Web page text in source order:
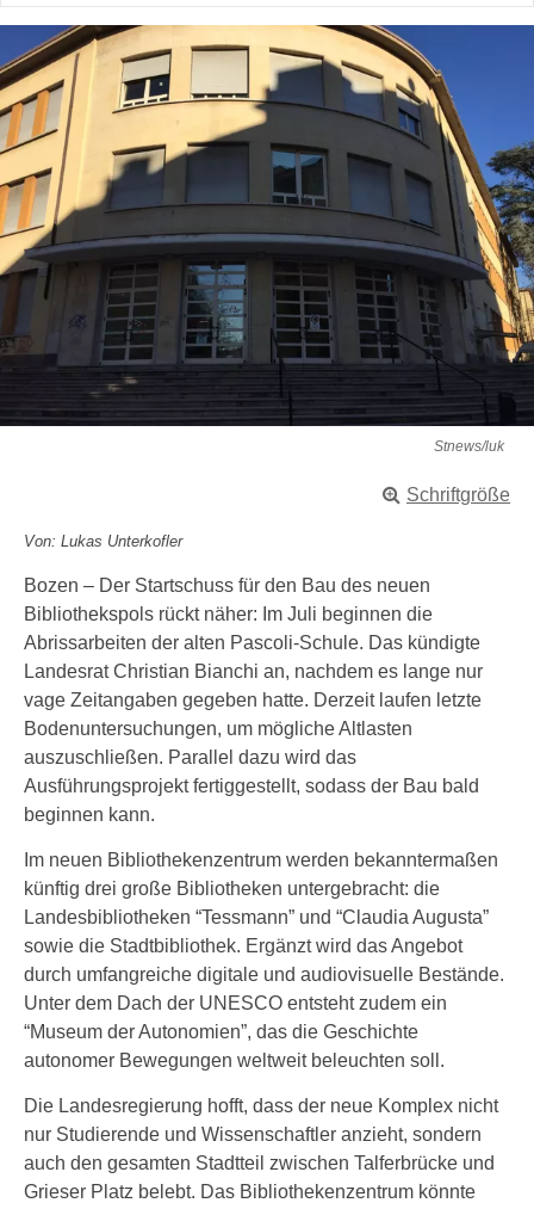
Stnews/luk
Schriftgröße
Von: Lukas Unterkofler
Bozen – Der Startschuss für den Bau des neuen
Bibliothekspols rückt näher: Im Juli beginnen die
Abrissarbeiten der alten Pascoli-Schule. Das kündigte
Landesrat Christian Bianchi an, nachdem es lange nur
vage Zeitangaben gegeben hatte. Derzeit laufen letzte
Bodenuntersuchungen, um mögliche Altlasten
auszuschließen. Parallel dazu wird das
Ausführungsprojekt fertiggestellt, sodass der Bau bald
beginnen kann.
Im neuen Bibliothekenzentrum werden bekanntermaßen
künftig drei große Bibliotheken untergebracht: die
Landesbibliotheken “Tessmann” und “Claudia Augusta”
sowie die Stadtbibliothek. Ergänzt wird das Angebot
durch umfangreiche digitale und audiovisuelle Bestände.
Unter dem Dach der UNESCO entsteht zudem ein
“Museum der Autonomien”, das die Geschichte
autonomer Bewegungen weltweit beleuchten soll.
Die Landesregierung hofft, dass der neue Komplex nicht
nur Studierende und Wissenschaftler anzieht, sondern
auch den gesamten Stadtteil zwischen Talferbrücke und
Grieser Platz belebt. Das Bibliothekenzentrum könnte